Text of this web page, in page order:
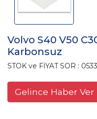
Volvo S40 V50
Karbonsuz
STOK ve FİYAT SOR :
Gelince Haber Ver